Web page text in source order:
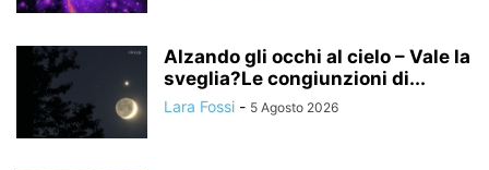
Alzando gli occhi al cielo – Vale la
sveglia?Le congiunzioni di...
Lara Fossi - 5 Agosto 2026